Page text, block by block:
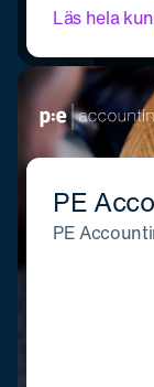
Läs hela
PE
PE